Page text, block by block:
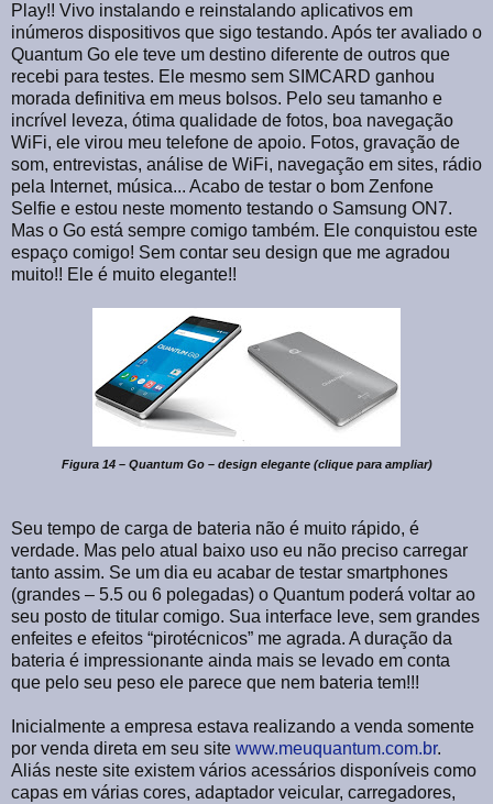
Play!! Vivo instalando e reinstalando aplicativos em
inúmeros dispositivos que sigo testando. Após ter avaliado o
Quantum Go ele teve um destino diferente de outros que
recebi para testes. Ele mesmo sem SIMCARD ganhou
morada definitiva em meus bolsos. Pelo seu tamanho e
incrível leveza, ótima qualidade de fotos, boa navegação
WiFi, ele virou meu telefone de apoio. Fotos, gravação de
som, entrevistas, análise de WiFi, navegação em sites, rádio
pela Internet, música... Acabo de testar o bom Zenfone
Selfie e estou neste momento testando o Samsung ON7.
Mas o Go está sempre comigo também. Ele conquistou este
espaço comigo! Sem contar seu design que me agradou
muito!! Ele é muito elegante!!
Figura 14 – Quantum Go – design elegante (clique para ampliar)
Seu tempo de carga de bateria não é muito rápido, é
verdade. Mas pelo atual baixo uso eu não preciso carregar
tanto assim. Se um dia eu acabar de testar smartphones
(grandes – 5.5 ou 6 polegadas) o Quantum poderá voltar ao
seu posto de titular comigo. Sua interface leve, sem grandes
enfeites e efeitos “pirotécnicos” me agrada. A duração da
bateria é impressionante ainda mais se levado em conta
que pelo seu peso ele parece que nem bateria tem!!!
Inicialmente a empresa estava realizando a venda somente
por venda direta em seu site www.meuquantum.com.br.
Aliás neste site existem vários acessários disponíveis como
capas em várias cores, adaptador veicular, carregadores,